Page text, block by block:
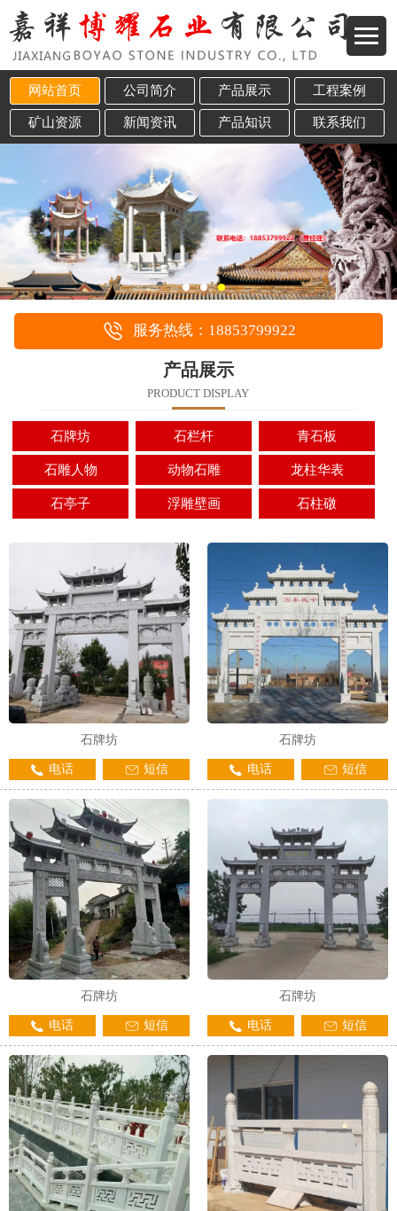
网站首页 公司简介 产品展示 工程案例
矿山资源 新闻资讯 产品知识 联系我们
1 3
服务热线：18853799922
产品展示
PRODUCT DISPLAY
石牌坊 石栏杆 青石板
石雕人物 动物石雕 龙柱华表
石亭子 浮雕壁画 石柱礅
石牌坊
电话 短信
石牌坊
电话 短信
石牌坊
电话 短信
石牌坊
电话 短信